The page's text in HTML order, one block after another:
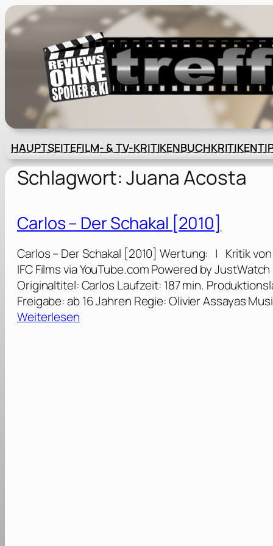
Zum
Inhalt
springen
HAUPTSEITEFILM- & TV-KRITIKENBUCHKRITIKEN
Schlagwort:Juana Acosta
Carlos – Der Schakal [2010]
Carlos – Der Schakal [2010] Wertung: | Kritik
IFC Films via YouTube.com Powered by
Originaltitel: Carlos Laufzeit: 187 min.
Freigabe: ab 16 Jahren Regie: Olivier Assayas
Weiterlesen: